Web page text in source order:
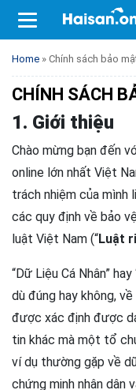
Home » Chính sách bảo
CHÍNH SÁCH
1. Giới thiệu
Chào mừng bạn đến
online lớn nhất Việt
trách nhiệm của mình
các quy định về bảo
luật Việt Nam (“Luật
“Dữ Liệu Cá Nhân”
dù đúng hay không,
được xác định được
tin khác mà một tổ
ví dụ thường gặp về
chứng minh nhân dân